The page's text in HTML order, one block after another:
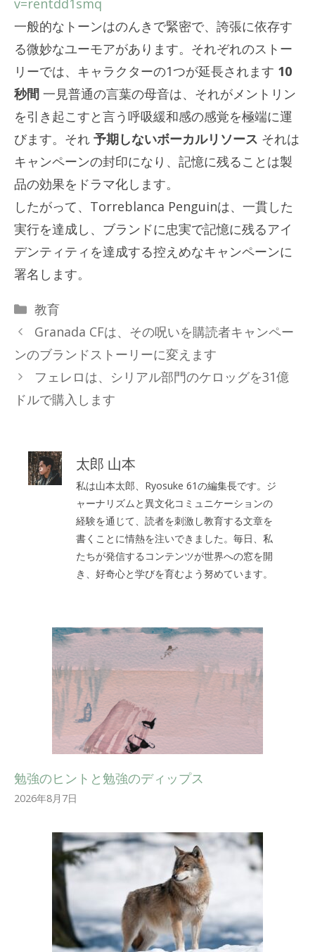
一般的なトーンはのんきで緊密で、誇張に依存す
る微妙なユーモアがあります。それぞれのストー
リーでは、キャラクターの1つが延長されます 10
秒間 一見普通の言葉の母音は、それがメントリン
を引き起こすと言う呼吸緩和感の感覚を極端に運
びます。それ 予期しないボーカルリソース それは
キャンペーンの封印になり、記憶に残ることは製
品の効果をドラマ化します。
したがって、Torreblanca Penguinは、一貫した
実行を達成し、ブランドに忠実で記憶に残るアイ
デンティティを達成する控えめなキャンペーンに
署名します。
カ
テ
リ
ー
教育
Granada CFは、その呪いを購読者キャンペー
ンのブランドストーリーに変えます
フェレロは、シリアル部門のケロッグを31億
ドルで購入します
太郎 山本
私は山本太郎、Ryosuke 61の編集長です。ジ
ャーナリズムと異文化コミュニケーションの
経験を通じて、読者を刺激し教育する文章を
書くことに情熱を注いできました。毎日、私
たちが発信するコンテンツが世界への窓を開
き、好奇心と学びを育むよう努めています。
勉強のヒントと勉強のディップス
2026年8月7日